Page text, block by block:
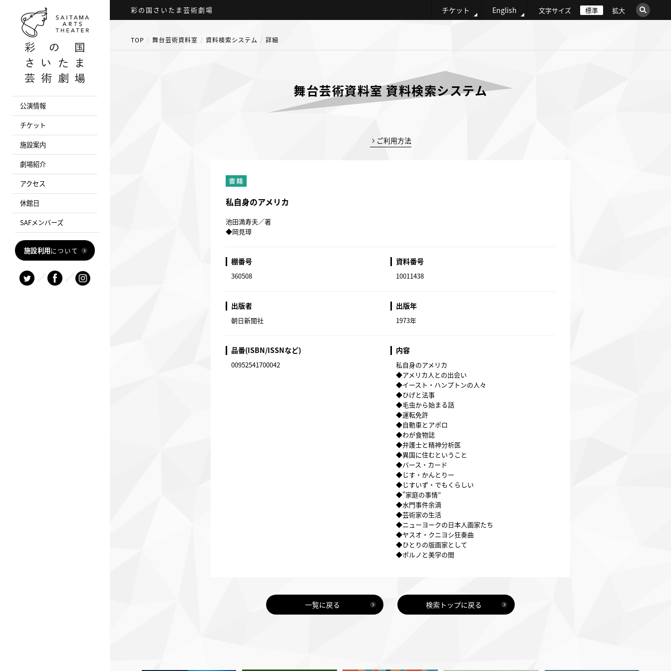
彩の国さいたま芸術劇場 チケット English 文字サイズ 標準 拡大
TOP 舞台芸術資料室 資料検索システム 詳細
舞台芸術資料室 資料検索システム
ご利用方法
私自身のアメリカ
池田満寿夫／著
◆岡見璋
棚番号
360508
資料番号
10011438
出版者
朝日新聞社
出版年
1973年
品番(ISBN/ISSNなど)
00952541700042
内容
私自身のアメリカ
◆アメリカ人との出会い
◆イースト・ハンプトンの人々
◆ひげと法事
◆毛虫から始まる話
◆運転免許
◆自動車とアポロ
◆わが食物誌
◆弁護士と精神分析医
◆異国に住むということ
◆バース・カード
◆じす・かんとりー
◆じすいず・でもくらしい
◆”家庭の事情”
◆水門事件余滴
◆芸術家の生活
◆ニューヨークの日本人画家たち
◆ヤスオ・クニヨシ狂奏曲
◆ひとりの版画家として
◆ポルノと美学の間
一覧に戻る 検索トップに戻る
公演情報
チケット
施設案内
劇場紹介
アクセス
休館日
SAFメンバーズ
施設利用について